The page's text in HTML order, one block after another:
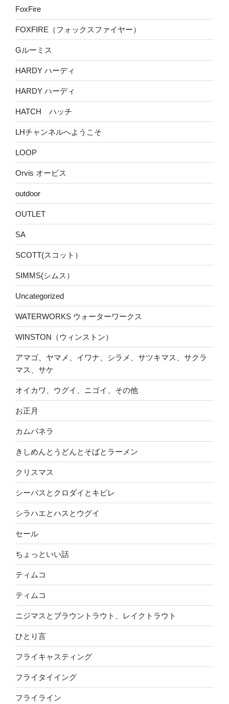
FoxFire
FOXFIRE（フォックスファイヤー）
Gルーミス
HARDY ハーディ
HARDY ハーディ
HATCH ハッチ
LHチャンネルへようこそ
LOOP
Orvis オービス
outdoor
OUTLET
SA
SCOTT(スコット）
SIMMS(シムス）
Uncategorized
WATERWORKS ウォーターワークス
WINSTON（ウィンストン）
アマゴ、ヤマメ、イワナ、シラメ、サツキマス、サクラ
マス、サケ
オイカワ、ウグイ、ニゴイ、その他
お正月
カムパネラ
きしめんとうどんとそばとラーメン
クリスマス
シーバスとクロダイとキビレ
シラハエとハスとウグイ
セール
ちょっといい話
ティムコ
ティムコ
ニジマスとブラウントラウト、レイクトラウト
ひとり言
フライキャスティング
フライタイイング
フライライン